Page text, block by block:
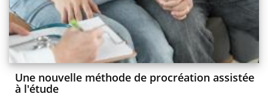
Une nouvelle méthode de procréation assistée
à l'étude